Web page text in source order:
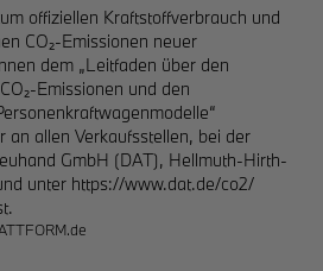
offiziellen Kraftstoffverbrauch und
CO₂-Emissionen neuer
dem „Leitfaden über den
Emissionen und den
an allen Verkaufsstellen, bei der
GmbH (DAT), Hellmuth-Hirth-
unter https://www.dat.de/co2/